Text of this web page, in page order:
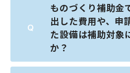
ものづくり補助金
出した費用や、申
た設備は補助対象
か？